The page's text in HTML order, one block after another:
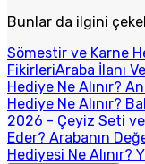
Bunlar da ilgini
Sömestir ve Karne
FikirleriAraba İlanı
Hediye Ne Alınır?
Hediye Ne Alınır?
2026 - Çeyiz Seti
Eder? Arabanın
Hediyesi Ne Alınır?